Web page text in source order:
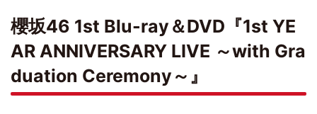
櫻坂46 1st Blu-ray＆DVD『1st YE
AR ANNIVERSARY LIVE ～with Gra
duation Ceremony～』